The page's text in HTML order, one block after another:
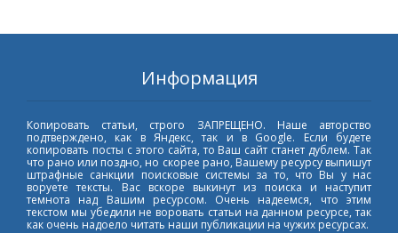
Информация
Копировать статьи, строго ЗАПРЕЩЕНО. Наше авторство
подтверждено, как в Яндекс, так и в Google. Если будете
копировать посты с этого сайта, то Ваш сайт станет дублем. Так
что рано или поздно, но скорее рано, Вашему ресурсу выпишут
штрафные санкции поисковые системы за то, что Вы у нас
воруете тексты. Вас вскоре выкинут из поиска и наступит
темнота над Вашим ресурсом. Очень надеемся, что этим
текстом мы убедили не воровать статьи на данном ресурсе, так
как очень надоело читать наши публикации на чужих ресурсах.